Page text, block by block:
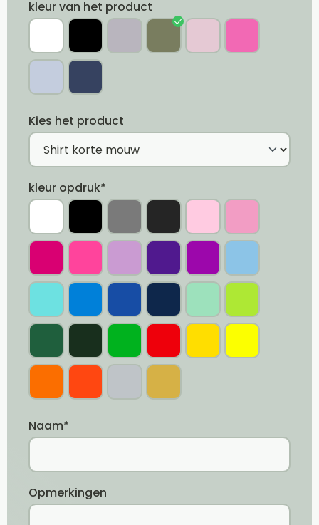
kleur van het product
Kies het product
kleur opdruk*
Naam*
Opmerkingen